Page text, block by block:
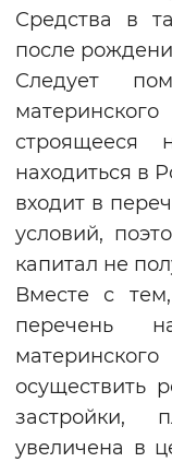
Средства в
после
Следует
строящееся
находиться в
входит в
условий,
капитал не
Вместе с
перечень
осуществить
застройки,
увеличена в